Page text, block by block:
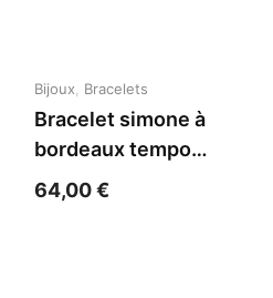
Bijoux Bracelets
Bracelet simone à
bordeaux tempo
cachemire acier
jaune
64,00€